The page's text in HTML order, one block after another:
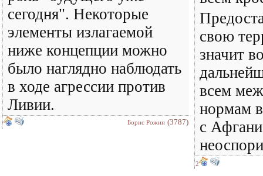
сегодня". Некоторые
элементы излагаемой
ниже концепции можно
было наглядно наблюдать
в ходе агрессии против
Ливии.
Борис Рожин (3787)
свою
значит
всем
нормам
с
2